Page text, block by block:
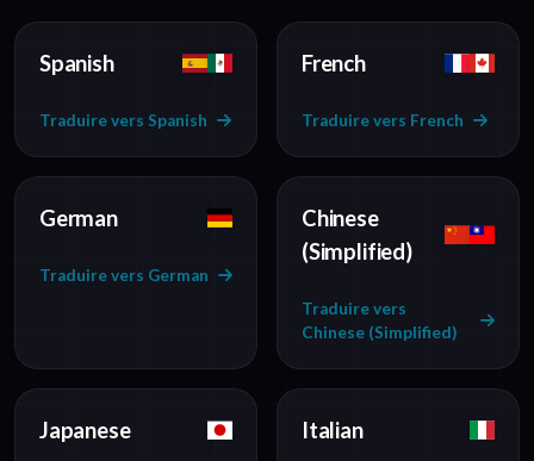
Spanish
Traduire vers Spanish
French
Traduire vers French
German
Traduire vers German
Chinese
(Simplified)
Traduire vers
Chinese (Simplified)
Japanese Italian